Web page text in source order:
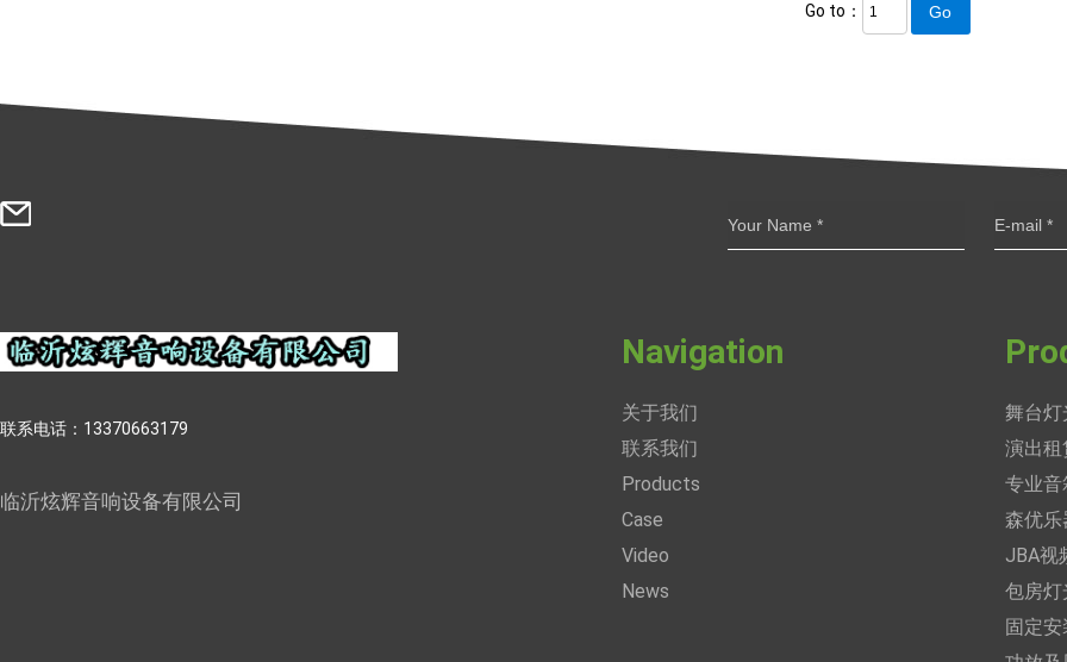
Go to：
联系电话：13370663179
临沂炫辉音响设备有限公司
Navigation
关于我们
联系我们
Products
Case
Video
News
舞台灯
演出
专业音
森优
JBA视
包房灯
固定